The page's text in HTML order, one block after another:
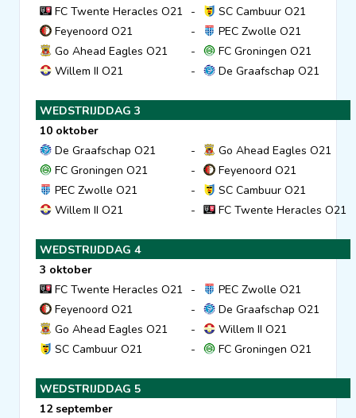
VROUWEN
Clubs
Wedstrijden
Statistieken
Voetbalpiramide
Overige links
FC Twente Heracles O21
-
SC Cambuur O21
Feyenoord O21
-
PEC Zwolle O21
Go Ahead Eagles O21
-
FC Groningen O21
Willem II O21
- De Graafschap O21
WEDSTRIJDDAG 3
10 oktober
De Graafschap O21
-
Go Ahead Eagles O21
FC Groningen O21
-
Feyenoord O21
PEC Zwolle O21
-
SC Cambuur O21
Willem II O21
- FC Twente Heracles O21
WEDSTRIJDDAG 4
3 oktober
FC Twente Heracles O21
-
PEC Zwolle O21
Feyenoord O21
-
De Graafschap O21
Go Ahead Eagles O21
-
Willem II O21
SC Cambuur O21
- FC Groningen O21
WEDSTRIJDDAG 5
12 september